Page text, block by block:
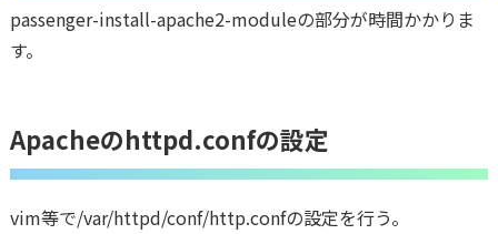
passenger-install-apache2-moduleの部分が時間かかりま
す。
Apacheのhttpd.confの設定
vim等で/var/httpd/conf/http.confの設定を行う。